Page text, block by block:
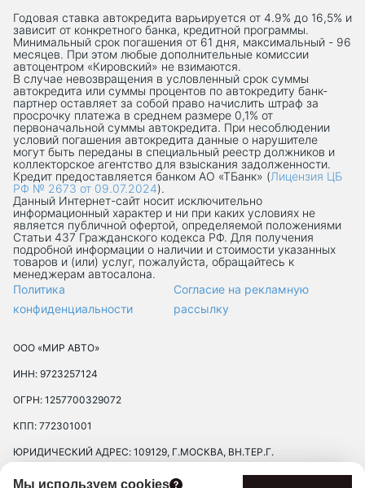
Мы используем cookies
Годовая ставка автокредита варьируется от 4.9% до 16,5% и
зависит от конкретного банка, кредитной программы.
Минимальный срок погашения от 61 дня, максимальный - 96
месяцев. При этом любые дополнительные комиссии
автоцентром «Кировский» не взимаются.
В случае невозвращения в условленный срок суммы
автокредита или суммы процентов по автокредиту банк-
партнер оставляет за собой право начислить штраф за
просрочку платежа в среднем размере 0,1% от
первоначальной суммы автокредита. При несоблюдении
условий погашения автокредита данные о нарушителе
могут быть переданы в специальный реестр должников и
коллекторское агентство для взыскания задолженности.
Кредит предоставляется банком АО «ТБанк» (Лицензия ЦБ
РФ № 2673 от 09.07.2024).
Данный Интернет-сaйт носит исключительно
информационный характер и ни при каких условиях не
является публичной офертой, определяемой положениями
Статьи 437 Гражданского кодекса РФ. Для получения
подробной информации о наличии и стоимости указанных
товаров и (или) услуг, пожалуйста, обращайтесь к
менеджерам автосалона.
Политика
конфиденциальности
Согласие на рекламную
рассылку
ООО «МИР АВТО»
ИНН: 9723257124
ОГРН: 1257700329072
КПП: 772301001
ЮРИДИЧЕСКИЙ АДРЕС: 109129, Г.МОСКВА, ВН.ТЕР.Г.